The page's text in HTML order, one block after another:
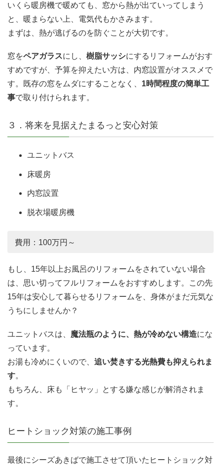
いくら暖房機で暖めても、窓から熱が出ていってしまう
と、暖まらない上、電気代もかさみます。
まずは、熱が逃げるのを防ぐことが大切です。
窓をペアガラスにし、 樹脂サッシにするリフォームがおす
すめですが、予算を抑えたい方は、内窓設置がオススメで
す。既存の窓をムダにすることなく、 1時間程度の簡単工
事で取り付けられます。
３．将来を見据えたまるっと安心対策
ユニットバス
床暖房
内窓設置
脱衣場暖房機
費用：100万円～
もし、15年以上お風呂のリフォームをされていない場合
は、思い切ってフルリフォームをおすすめします。この先
15年は安心して暮らせるリフォームを、身体がまだ元気な
うちにしませんか？
ユニットバスは、 魔法瓶のように、熱が冷めない構造にな
っています。
お湯も冷めにくいので、 追い焚きする光熱費も抑えられま
す。
もちろん、床も「ヒヤッ」とする嫌な感じが解消されま
す。
ヒートショック対策の施工事例
最後にシーズあきばで施工させて頂いたヒートショック対